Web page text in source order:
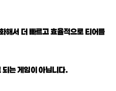
해서 더 빠르고 효율적으로 티어를
되는 게임이 아닙니다.